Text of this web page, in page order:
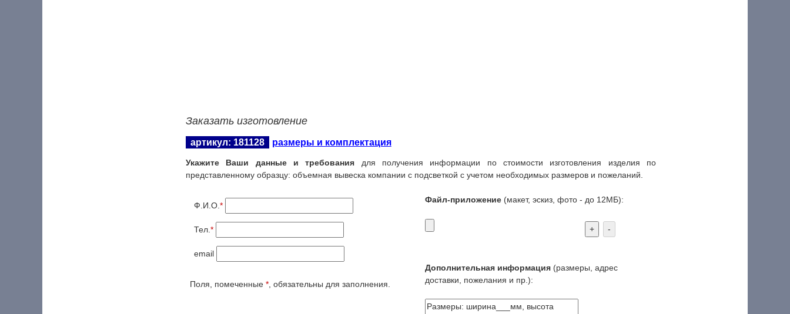
Заказать изготовление
артикул: 181128 размеры и комплектация
Укажите Ваши данные и требования для получения информации по стоимости изготовления изделия по
представленному образцу: объемная вывеска компании с подсветкой с учетом необходимых размеров и пожеланий.
Ф.И.О.*
Тел.*
email
Поля, помеченные *, обязательны для заполнения.
Файл-приложение (макет, эскиз, фото - до 12МБ):
+ -
Дополнительная информация (размеры, адрес
доставки, пожелания и пр.):